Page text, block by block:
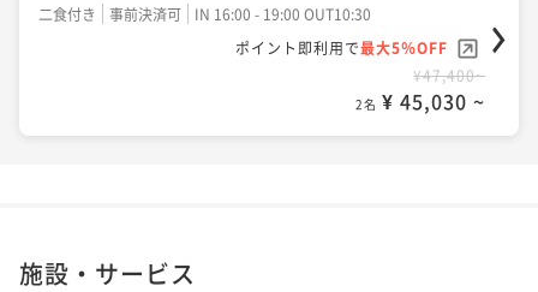
二食付き 事前決済可
IN 16:00 - 19:00 OUT10:30
ポイント即利用で最大5％OFF
¥47,400~
2名 ¥ 45,030 ~
施設・サービス